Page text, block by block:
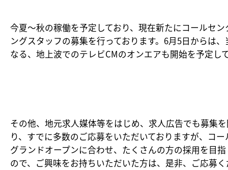
今夏〜秋の稼働を予定しており、現在新たにコールセ
ングスタッフの募集を行っております。6月5日からは
なる、地上波でのテレビCMのオンエアも開始を予定し
その他、地元求人媒体等をはじめ、求人広告でも募集
り、すでに多数のご応募をいただいておりますが、コ
グランドオープンに合わせ、たくさんの方の採用を目
ので、ご興味をお持ちいただいた方は、是非、ご応募